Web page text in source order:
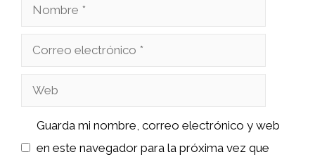
Nombre
Correo
Web
Guarda mi nombre, correo electrónico y web
en este navegador para la próxima vez que